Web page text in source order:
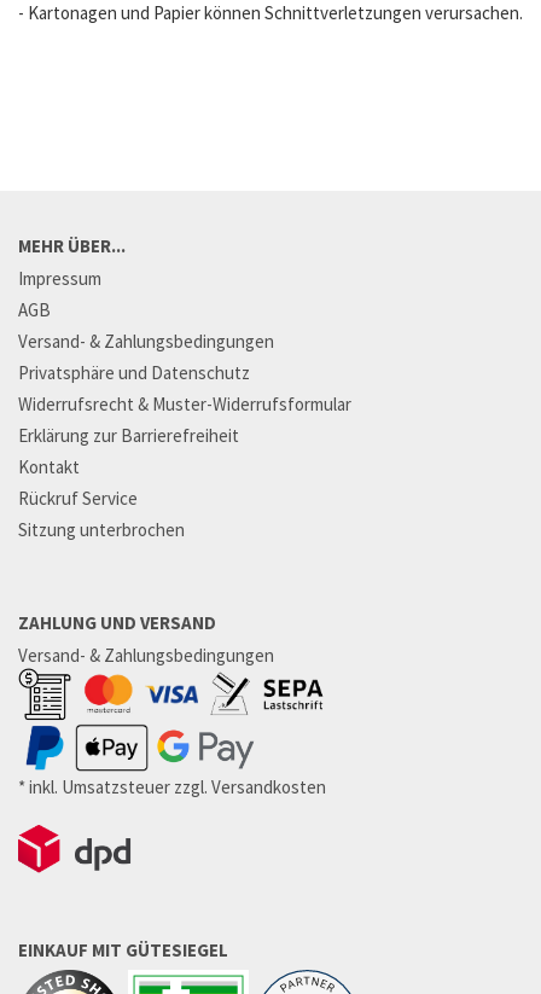
- Kartonagen und Papier können Schnittverletzungen verursachen.
MEHR ÜBER...
Impressum
AGB
Versand- & Zahlungsbedingungen
Privatsphäre und Datenschutz
Widerrufsrecht & Muster-Widerrufsformular
Erklärung zur Barrierefreiheit
Kontakt
Rückruf Service
Sitzung unterbrochen
ZAHLUNG UND VERSAND
Versand- & Zahlungsbedingungen
* inkl. Umsatzsteuer zzgl. Versandkosten
EINKAUF MIT GÜTESIEGEL